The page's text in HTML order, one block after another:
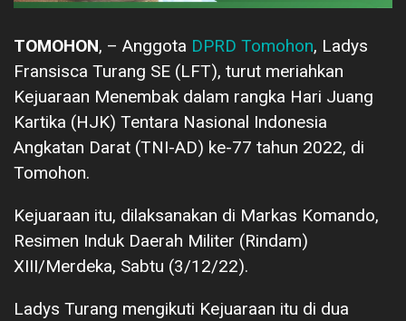
TOMOHON, – Anggota DPRD Tomohon, Ladys
Fransisca Turang SE (LFT), turut meriahkan
Kejuaraan Menembak dalam rangka Hari Juang
Kartika (HJK) Tentara Nasional Indonesia
Angkatan Darat (TNI-AD) ke-77 tahun 2022, di
Tomohon.
Kejuaraan itu, dilaksanakan di Markas Komando,
Resimen Induk Daerah Militer (Rindam)
XIII/Merdeka, Sabtu (3/12/22).
Ladys Turang mengikuti Kejuaraan itu di dua